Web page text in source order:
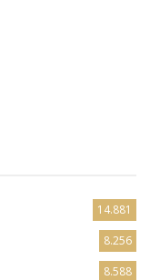
14.881
8.256
8.588